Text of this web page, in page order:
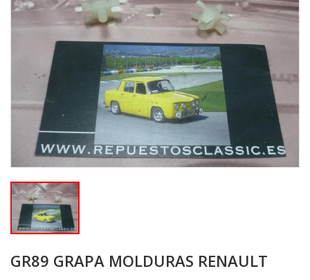
GR89 GRAPA MOLDURAS RENAULT